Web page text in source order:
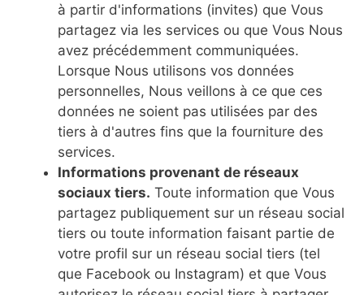
à partir d'informations (invites) que Vous
partagez via les services ou que Vous Nous
avez précédemment communiquées.
Lorsque Nous utilisons vos données
personnelles, Nous veillons à ce que ces
données ne soient pas utilisées par des
tiers à d'autres fins que la fourniture des
services.
Informations provenant de réseaux
sociaux tiers. Toute information que Vous
partagez publiquement sur un réseau social
tiers ou toute information faisant partie de
votre profil sur un réseau social tiers (tel
que Facebook ou Instagram) et que Vous